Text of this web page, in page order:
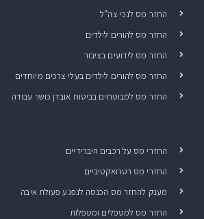
החזר מס לנכי צה"ל
החזר מס להורים לילדים
החזר מס לידועים בציבור
החזר מס להורים לילדים בעלי צרכים מיוחדים
החזר מס למבוטחים בביטוח אובדן כושר עבודה
החזרי מס על רכבים היברידיים
החזרי מס רטרואקטיביים
מענק להחזר מס הכנסה לנפגע פעולת איבה
החזר מס למטפלים ומטפלות